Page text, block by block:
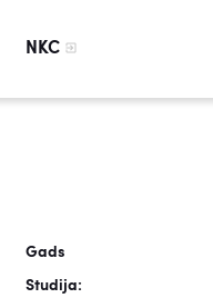
NKC
Gads
Studija: